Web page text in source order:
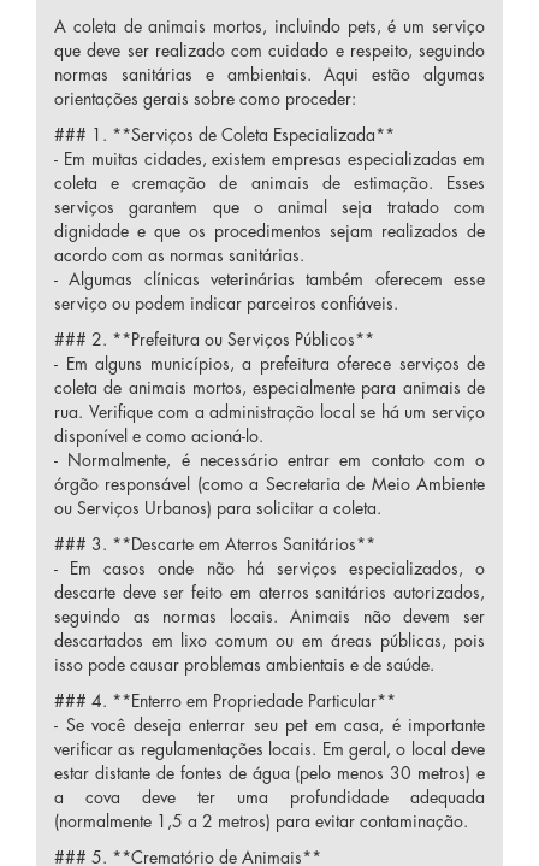
A coleta de animais mortos, incluindo pets, é um serviço
que deve ser realizado com cuidado e respeito, seguindo
normas sanitárias e ambientais. Aqui estão algumas
orientações gerais sobre como proceder:
### 1. **Serviços de Coleta Especializada**
- Em muitas cidades, existem empresas especializadas em
coleta e cremação de animais de estimação. Esses
serviços garantem que o animal seja tratado com
dignidade e que os procedimentos sejam realizados de
acordo com as normas sanitárias.
- Algumas clínicas veterinárias também oferecem esse
serviço ou podem indicar parceiros confiáveis.
### 2. **Prefeitura ou Serviços Públicos**
- Em alguns municípios, a prefeitura oferece serviços de
coleta de animais mortos, especialmente para animais de
rua. Verifique com a administração local se há um serviço
disponível e como acioná-lo.
- Normalmente, é necessário entrar em contato com o
órgão responsável (como a Secretaria de Meio Ambiente
ou Serviços Urbanos) para solicitar a coleta.
### 3. **Descarte em Aterros Sanitários**
- Em casos onde não há serviços especializados, o
descarte deve ser feito em aterros sanitários autorizados,
seguindo as normas locais. Animais não devem ser
descartados em lixo comum ou em áreas públicas, pois
isso pode causar problemas ambientais e de saúde.
### 4. **Enterro em Propriedade Particular**
- Se você deseja enterrar seu pet em casa, é importante
verificar as regulamentações locais. Em geral, o local deve
estar distante de fontes de água (pelo menos 30 metros) e
a cova deve ter uma profundidade adequada
(normalmente 1,5 a 2 metros) para evitar contaminação.
### 5. **Crematório de Animais**